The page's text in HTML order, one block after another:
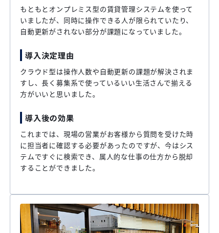
もともとオンプレミス型の賃貸管理システムを使って
いましたが、同時に操作できる人が限られていたり、
自動更新がされない部分が課題になっていました。
導入決定理由
クラウド型は操作人数や自動更新の課題が解決されま
すし、長く募集系で使っているいい生活さんで揃える
方がいいと思いました。
導入後の効果
これまでは、現場の営業がお客様から質問を受けた時
に担当者に確認する必要があったのですが、今はシス
テムですぐに検索でき、属人的な仕事の仕方から脱却
することができました。